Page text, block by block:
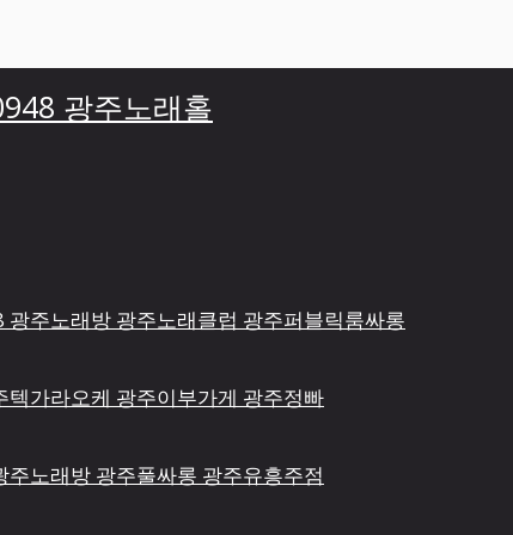
광주노래홀
주노래방 광주노래클럽 광주퍼블릭룸싸롱
가라오케 광주이부가게 광주정빠
노래방 광주풀싸롱 광주유흥주점